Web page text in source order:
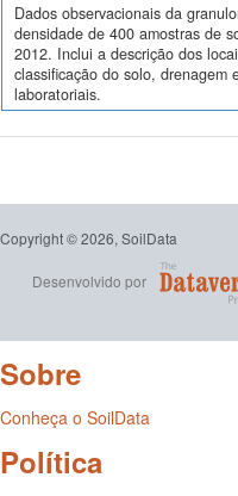
Dados observacionais da
densidade de 400 amostras de
2012. Inclui a descrição dos
classificação do solo, drenagem
laboratoriais.
Copyright © 2026, SoilData
Desenvolvido por
Sobre
Conheça o SoilData
Política